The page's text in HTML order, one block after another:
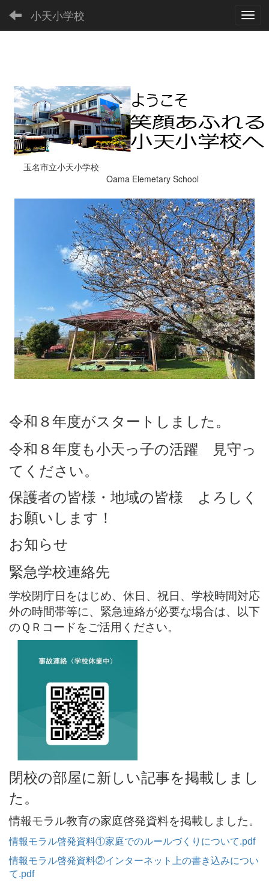
小天小学校
玉名市立小天小学校
Oama Elemetary School
令和８年度がスタートしました。
令和８年度も小天っ子の活躍
見守っ
てください。
保護者の皆様・地域の皆様 よろしく
お願いします！
お知らせ
緊急学校連絡先
学校閉庁日をはじめ、休日、祝日、学校時間対応
外の時間帯等に、緊急連絡が必要な場合は、以下
のＱＲコードをご活用ください。
閉校の部屋に新しい記事を掲載しまし
た。
情報モラル教育の家庭啓発資料を掲載しました。
情報モラル啓発資料①家庭でのルールづくりについて.pdf
情報モラル啓発資料②インターネット上の書き込みについ
て.pdf